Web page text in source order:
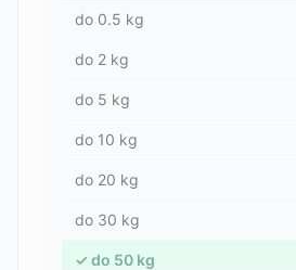
do 0.5 kg
do 2 kg
do 5 kg
do 10 kg
do 20 kg
do 30 kg
✓ do 50 kg